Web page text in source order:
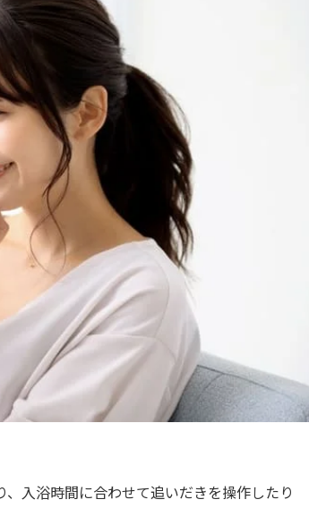
入浴時間に合わせて追いだきを操作したり